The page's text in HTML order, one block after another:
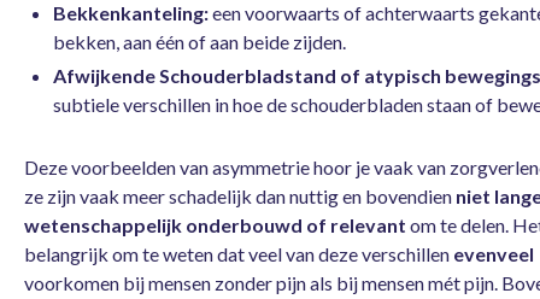
Bekkenkanteling:een voorwaarts of achterwaarts
bekken, aan één of aan beide zijden.
Afwijkende Schouderbladstand of atypisch
subtiele verschillen in hoe de schouderbladen staan of
Deze voorbeelden van asymmetrie hoor je vaak van
ze zijn vaak meer schadelijk dan nuttig en bovendien niet
wetenschappelijk onderbouwd of relevant om te delen.
belangrijk om te weten dat veel van deze verschillen evenveel
voorkomen bij mensen zonder pijn als bij mensen mét pijn.